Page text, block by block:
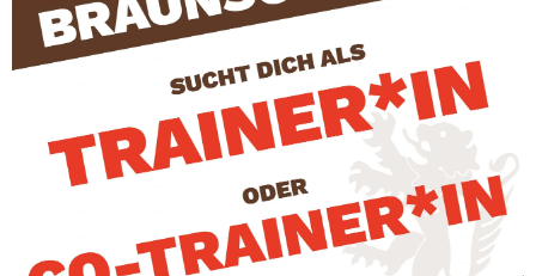
EHRENAMT